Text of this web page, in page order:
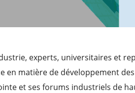
experts, universitaires et
en matière de développement
et ses forums industriels de